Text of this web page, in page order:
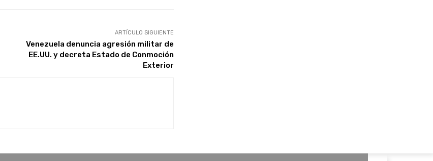
ARTÍCULO SIGUIENTE
Venezuela denuncia agresión militar de
EE.UU. y decreta Estado de Conmoción
Exterior